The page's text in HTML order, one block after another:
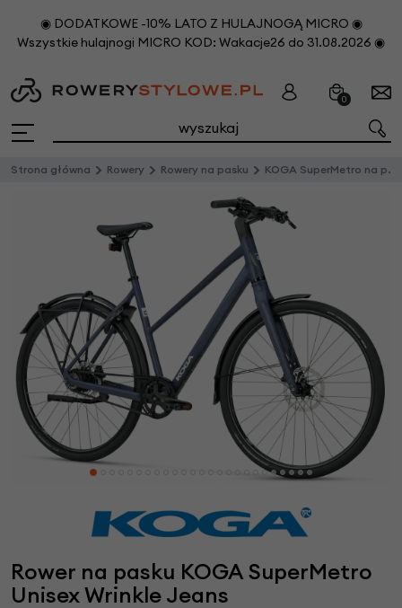
◉ DODATKOWE -10% LATO Z HULAJNOGĄ MICRO ◉
Wszystkie hulajnogi MICRO KOD: Wakacje26 do 31.08.2026 ◉
0
Strona główna Rowery Rowery na pasku KOGA SuperMetro na pasku zębatym
Rower na pasku KOGA SuperMetro
Unisex Wrinkle Jeans